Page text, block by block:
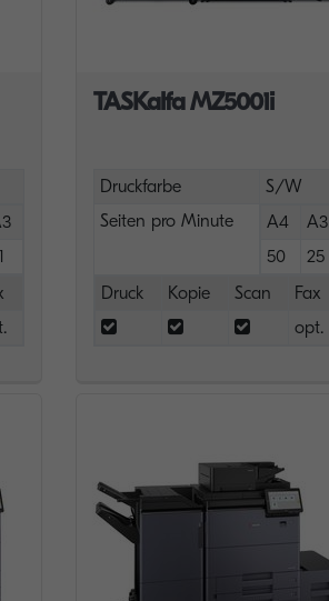
TASKalfa MZ5001i
Druckfarbe
S/W
Seiten pro Minute
A4
A3
50
25
Druck
Kopie Scan
Fax
opt.